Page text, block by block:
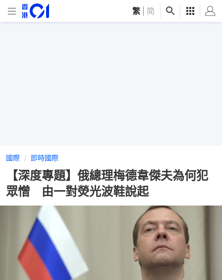
繁 简
國際 即時國際
【深度專題】俄總理梅德韋傑夫為何犯
眾憎 由一對熒光波鞋說起